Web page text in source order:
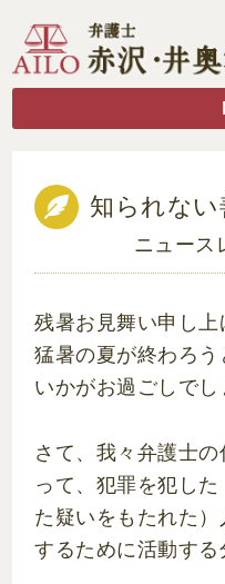
知られない
ニュース
残暑お見舞い申し
猛暑の夏が終わろう
いかがお過ごしでし
さて、我々弁護士
って、犯罪を犯し
た疑いをもたれた）
するために活動する